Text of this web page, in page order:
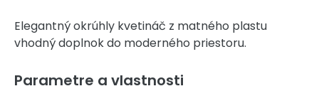
Elegantný okrúhly kvetináč z matného plastu
vhodný doplnok do moderného priestoru.
Parametre a vlastnosti